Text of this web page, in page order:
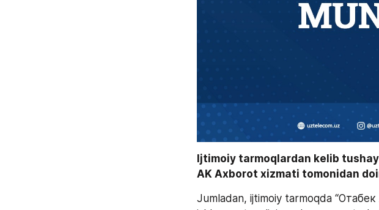
Ijtimoiy tarmoqlardan kelib
AK Axborot xizmati tomonidan
Jumladan, ijtimoiy tarmoqda